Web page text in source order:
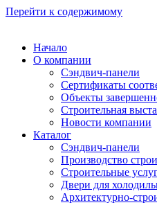
Перейти к содержимому
Начало
О компании
Сэндвич-панели
Сертификаты
Объекты
Строительная
Новости компании
Каталог
Сэндвич-панели
Производство
Строительные
Двери для
Архитектурно-